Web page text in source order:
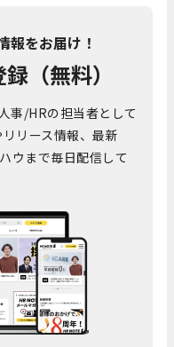
報をお届け！
（無料）
事/HRの担当者として
リース情報、最新
ウまで毎日配信して